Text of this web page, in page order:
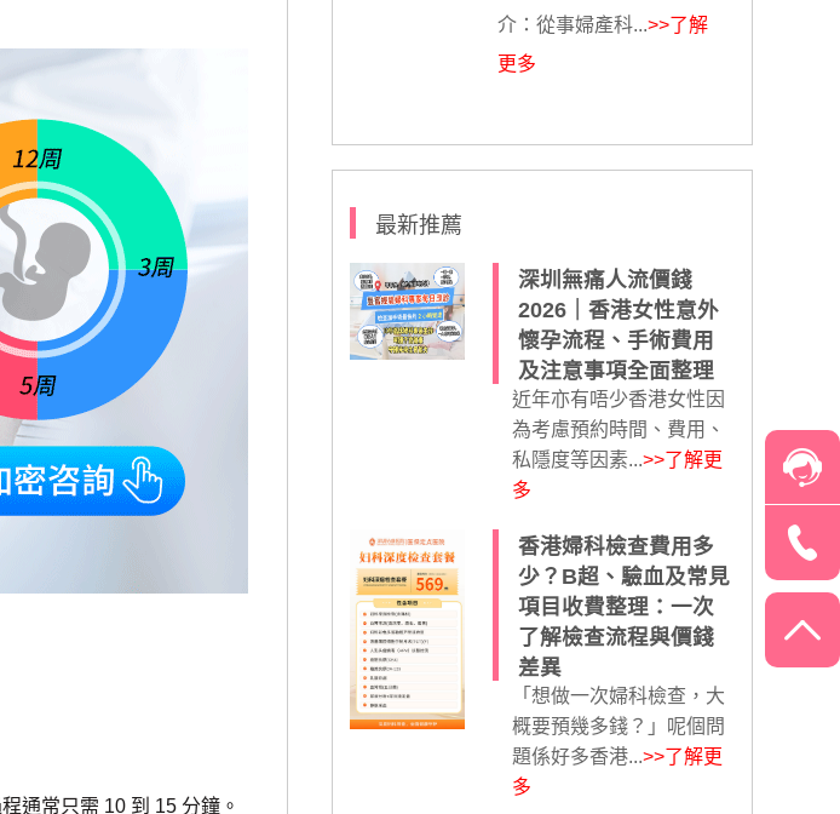
通常只需 10 到 15 分鐘。
介：從事婦產科...>>了解
更多
最新推薦
深圳無痛人流價錢
2026｜香港女性意外
懷孕流程、手術費用
及注意事項全面整理
近年亦有唔少香港女性因
為考慮預約時間、費用、
私隱度等因素...>>了解更
多
香港婦科檢查費用多
少？B超、驗血及常見
項目收費整理：一次
了解檢查流程與價錢
差異
「想做一次婦科檢查，大
概要預幾多錢？」呢個問
題係好多香港...>>了解更
多